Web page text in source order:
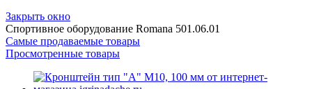
Закрыть окно
Спортивное оборудование Romana 501.06.01
Самые продаваемые товары
Просмотренные товары